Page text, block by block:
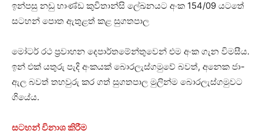
ඉන්පසු නඩු භාණ්ඩ කුවිතාන්සි ලේඛනයට අංක 154/09 යටතේ
සටහන් පොත ඇතුළත් කළ සුගතපාල
මෝටර් රථ ප්‍රවාහන දෙපාර්තමේන්තුවෙන් එම අංක ගැන විමසීය.
ඉන් එක් යතුරු පැදි අංකයක් බොරලැස්ගමුවේ බවත්, අනෙක ජා-
ඇල බවත් තහවුරු කර ගත් සුගතපාල මුලින්ම බොරලැස්ගමුවට
ගියේය.
සටහන් විනාශ කිරීම